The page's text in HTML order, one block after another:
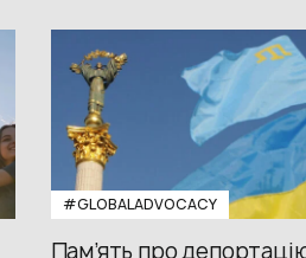
#GLOBALADVOCACY
Пам’ять про